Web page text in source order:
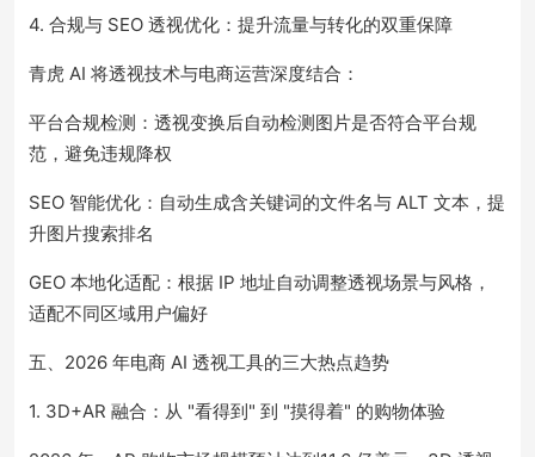
4. 合规与 SEO 透视优化：提升流量与转化的双重保障
青虎 AI 将透视技术与电商运营深度结合：
平台合规检测：透视变换后自动检测图片是否符合平台规
范，避免违规降权
SEO 智能优化：自动生成含关键词的文件名与 ALT 文本，提
升图片搜索排名
GEO 本地化适配：根据 IP 地址自动调整透视场景与风格，
适配不同区域用户偏好
五、2026 年电商 AI 透视工具的三大热点趋势
1. 3D+AR 融合：从 "看得到" 到 "摸得着" 的购物体验